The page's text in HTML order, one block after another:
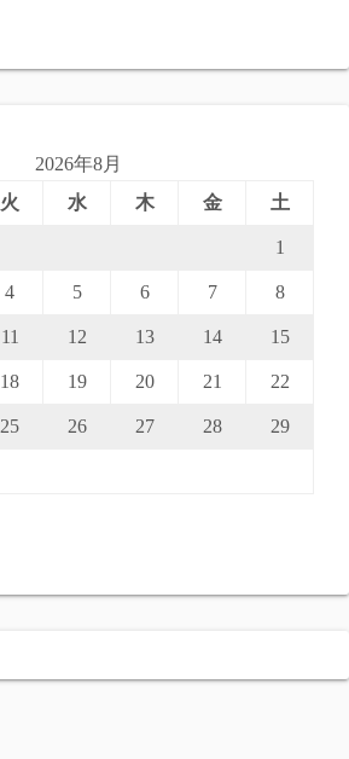
2026年8月
火 水 木 金 土
1
4 5 6 7 8
11 12 13 14 15
18 19 20 21 22
25 26 27 28 29